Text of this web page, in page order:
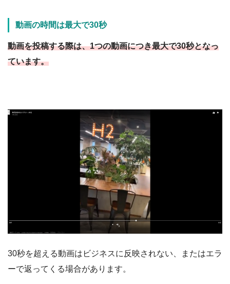
動画の時間は最大で30秒
動画を投稿する際は、1つの動画につき最大で30秒となっ
ています。
30秒を超える動画はビジネスに反映されない、またはエラ
ーで返ってくる場合があります。